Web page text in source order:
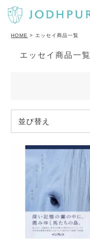
HOME エッセイ商品一覧
エッセイ商品一覧
並び替え